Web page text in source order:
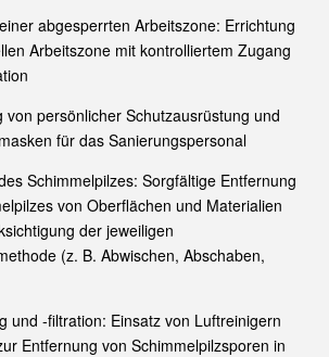
abgesperrten Arbeitszone: Errichtung
Arbeitszone mit kontrolliertem Zugang
von persönlicher Schutzausrüstung und
für das Sanierungspersonal
Schimmelpilzes: Sorgfältige Entfernung
von Oberflächen und Materialien
der jeweiligen
(z. B. Abwischen, Abschaben,
und -filtration: Einsatz von Luftreinigern
Entfernung von Schimmelpilzsporen in